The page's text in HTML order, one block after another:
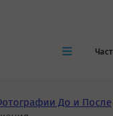
До и После